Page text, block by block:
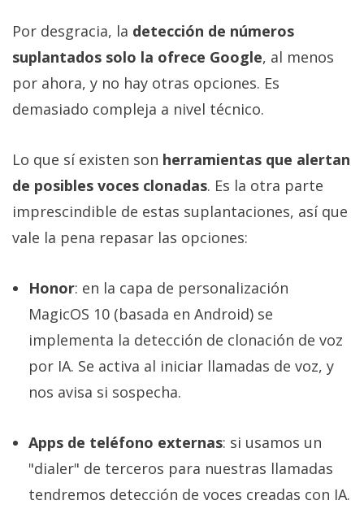
Por desgracia, la detección de números
suplantados solo la ofrece Google, al menos
por ahora, y no hay otras opciones. Es
demasiado compleja a nivel técnico.
Lo que sí existen son herramientas que alertan
de posibles voces clonadas. Es la otra parte
imprescindible de estas suplantaciones, así que
vale la pena repasar las opciones:
Honor: en la capa de personalización
MagicOS 10 (basada en Android) se
implementa la detección de clonación de voz
por IA. Se activa al iniciar llamadas de voz, y
nos avisa si sospecha.
Apps de teléfono externas: si usamos un
"dialer" de terceros para nuestras llamadas
tendremos detección de voces creadas con IA.